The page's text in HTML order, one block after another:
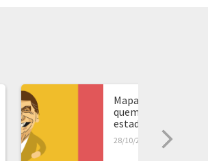
Mapa de presidente:
quem ganhou em
estado...
28/10/2018